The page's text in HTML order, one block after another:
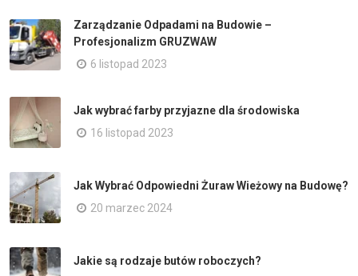
Zarządzanie Odpadami na Budowie –
Profesjonalizm GRUZWAW
6 listopad 2023
Jak wybrać farby przyjazne dla środowiska
16 listopad 2023
Jak Wybrać Odpowiedni Żuraw Wieżowy na Budowę?
20 marzec 2024
Jakie są rodzaje butów roboczych?